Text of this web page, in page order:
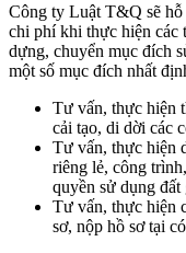
Công ty Luật T&Q sẽ
chi phí khi thực hiện các
dựng, chuyển mục đích
một số mục đích nhất
Tư vấn, thực hiện
cải tạo, di dời các
Tư vấn, thực hiện
riêng lẻ, công
quyền sử dụng
Tư vấn, thực hiện
sơ, nộp hồ sơ tại